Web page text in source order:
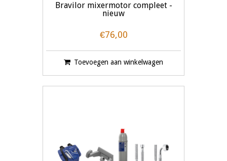
Bravilor mixermotor compleet -
nieuw
€76,00
Toevoegen aan winkelwagen